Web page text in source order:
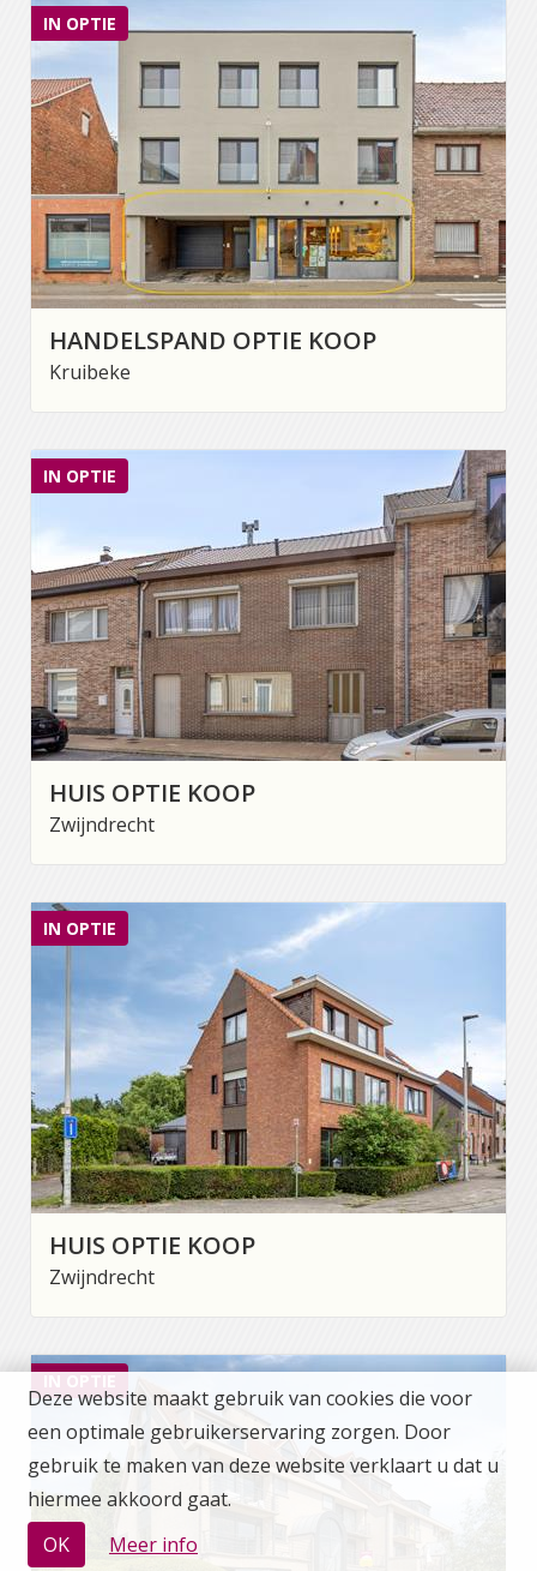
IN OPTIE
HANDELSPAND OPTIE KOOP
Kruibeke
IN OPTIE
HUIS OPTIE KOOP
Zwijndrecht
IN OPTIE
HUIS OPTIE KOOP
Zwijndrecht
IN OPTIE
Deze website maakt gebruik van cookies die voor
een optimale gebruikerservaring zorgen. Door
gebruik te maken van deze website verklaart u dat u
hiermee akkoord gaat.
OK
Meer info